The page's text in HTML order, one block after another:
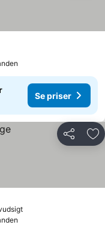
Se priser
Del